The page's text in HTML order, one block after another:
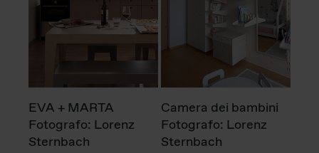
EVA + MARTA
Fotografo: Lorenz
Sternbach
Camera dei bambini
Fotografo: Lorenz
Sternbach